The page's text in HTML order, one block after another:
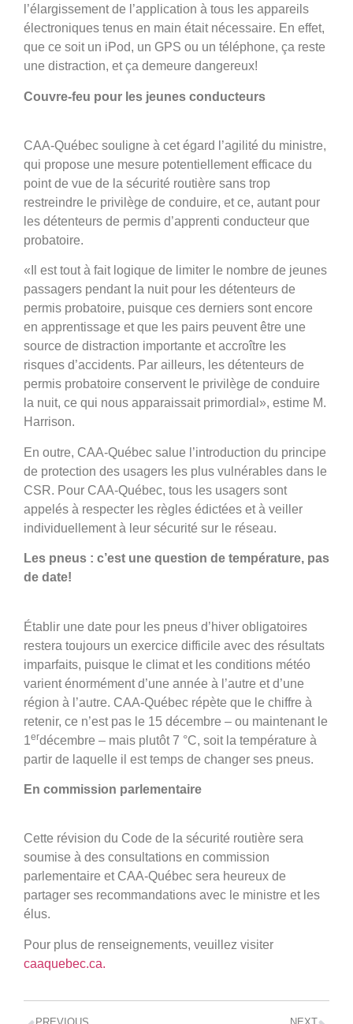
l’élargissement de l’application à tous les appareils
électroniques tenus en main était nécessaire. En effet,
que ce soit un iPod, un GPS ou un téléphone, ça reste
une distraction, et ça demeure dangereux!
Couvre-feu pour les jeunes conducteurs
CAA-Québec souligne à cet égard l’agilité du ministre,
qui propose une mesure potentiellement efficace du
point de vue de la sécurité routière sans trop
restreindre le privilège de conduire, et ce, autant pour
les détenteurs de permis d’apprenti conducteur que
probatoire.
«Il est tout à fait logique de limiter le nombre de jeunes
passagers pendant la nuit pour les détenteurs de
permis probatoire, puisque ces derniers sont encore
en apprentissage et que les pairs peuvent être une
source de distraction importante et accroître les
risques d’accidents. Par ailleurs, les détenteurs de
permis probatoire conservent le privilège de conduire
la nuit, ce qui nous apparaissait primordial», estime M.
Harrison.
En outre, CAA-Québec salue l’introduction du principe
de protection des usagers les plus vulnérables dans le
CSR. Pour CAA-Québec, tous les usagers sont
appelés à respecter les règles édictées et à veiller
individuellement à leur sécurité sur le réseau.
Les pneus : c’est une question de température, pas
de date!
Établir une date pour les pneus d’hiver obligatoires
restera toujours un exercice difficile avec des résultats
imparfaits, puisque le climat et les conditions météo
varient énormément d’une année à l’autre et d’une
région à l’autre. CAA-Québec répète que le chiffre à
retenir, ce n’est pas le 15 décembre – ou maintenant le
1erdécembre – mais plutôt 7 °C, soit la température à
partir de laquelle il est temps de changer ses pneus.
En commission parlementaire
Cette révision du Code de la sécurité routière sera
soumise à des consultations en commission
parlementaire et CAA-Québec sera heureux de
partager ses recommandations avec le ministre et les
élus.
Pour plus de renseignements, veuillez visiter
caaquebec.ca.